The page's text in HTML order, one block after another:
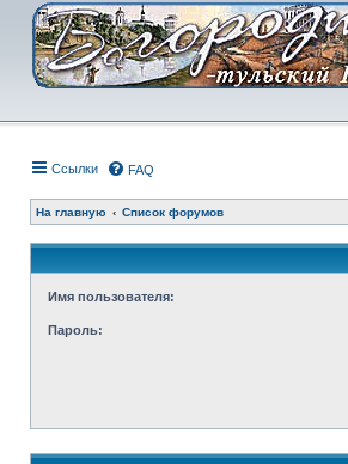
Ссылки FAQ
На главную Список форумов
Имя пользователя:
Пароль: